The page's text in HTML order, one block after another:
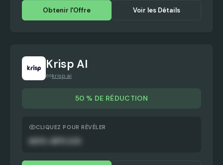
Obtenir l'Offre Voir les Détails
Krisp AI
krisp.ai
50 % DE RÉDUCTION
CLIQUEZ POUR RÉVÉLER